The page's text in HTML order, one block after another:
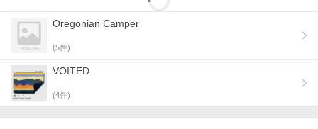
Oregonian Camper
(5件)
VOITED
(4件)